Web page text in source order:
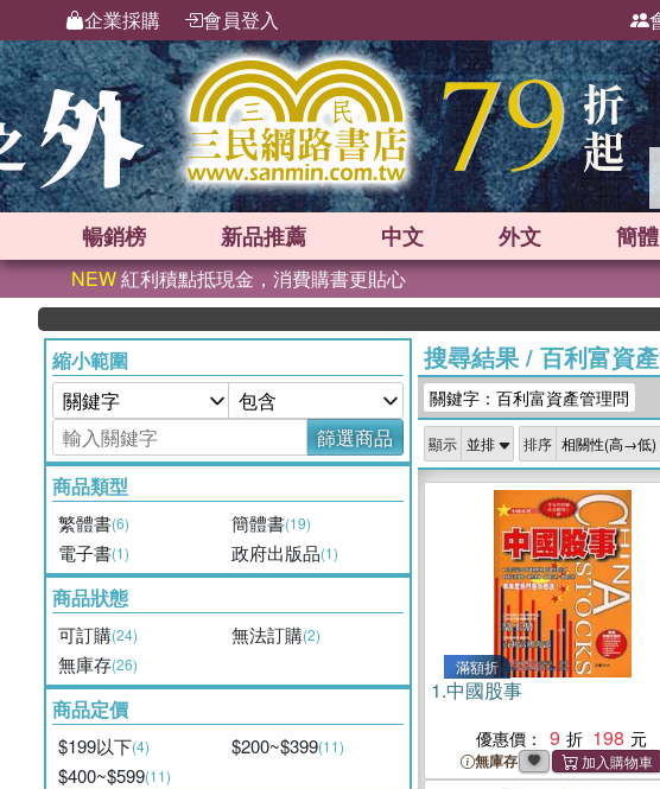
企業採購 會員登入
暢銷榜 新品推薦 中文 外文 簡體
NEW紅利積點抵現金，消費購書更貼心
縮小範圍
篩選商品
商品類型
繁體書(6) 簡體書(19)
電子書(1) 政府出版品(1)
商品狀態
可訂購(24) 無法訂購(2)
無庫存(26)
商品定價
$199以下(4) $200~$399(11)
$400~$599(11)
搜尋結果/ 百利富資
關鍵字：百利富資產管理問
顯示 排序
滿額折
1.中國股事
優惠價： 9 198
無庫存